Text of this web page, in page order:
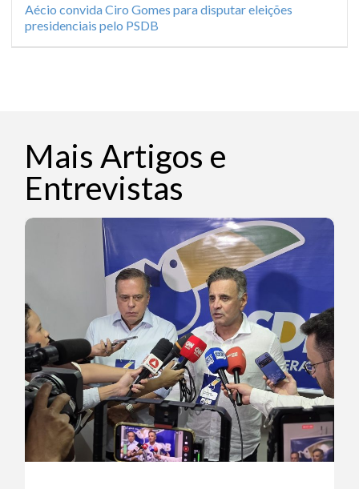
Aécio convida Ciro Gomes para disputar eleições
presidenciais pelo PSDB
Mais Artigos e
Entrevistas